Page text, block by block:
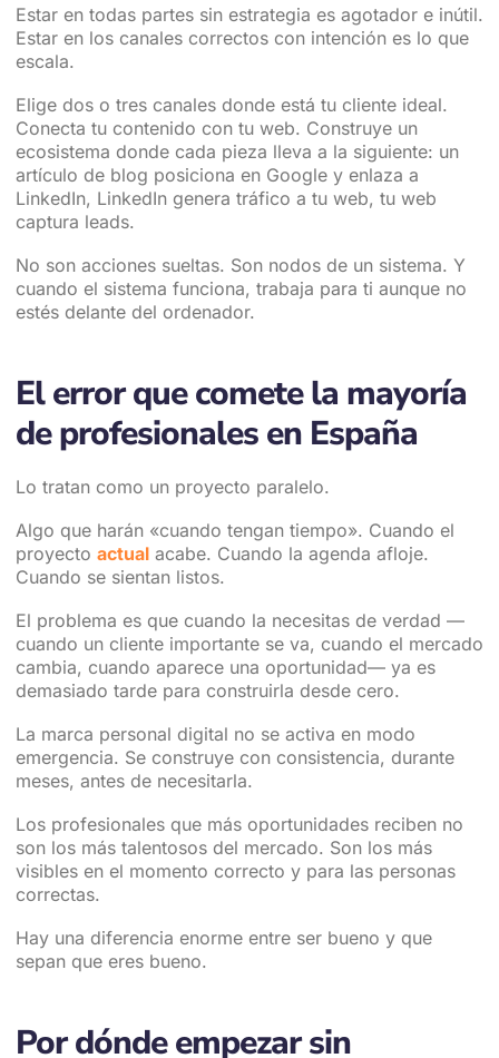
Estar en todas partes sin estrategia es agotador e inútil.
Estar en los canales correctos con intención es lo que
escala.
Elige dos o tres canales donde está tu cliente ideal.
Conecta tu contenido con tu web. Construye un
ecosistema donde cada pieza lleva a la siguiente: un
artículo de blog posiciona en Google y enlaza a
LinkedIn, LinkedIn genera tráfico a tu web, tu web
captura leads.
No son acciones sueltas. Son nodos de un sistema. Y
cuando el sistema funciona, trabaja para ti aunque no
estés delante del ordenador.
El error que comete la mayoría
de profesionales en España
Lo tratan como un proyecto paralelo.
Algo que harán «cuando tengan tiempo». Cuando el
proyecto actual acabe. Cuando la agenda afloje.
Cuando se sientan listos.
El problema es que cuando la necesitas de verdad —
cuando un cliente importante se va, cuando el mercado
cambia, cuando aparece una oportunidad— ya es
demasiado tarde para construirla desde cero.
La marca personal digital no se activa en modo
emergencia. Se construye con consistencia, durante
meses, antes de necesitarla.
Los profesionales que más oportunidades reciben no
son los más talentosos del mercado. Son los más
visibles en el momento correcto y para las personas
correctas.
Hay una diferencia enorme entre ser bueno y que
sepan que eres bueno.
Por dónde empezar sin